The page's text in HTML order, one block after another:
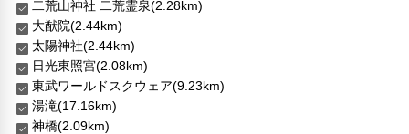
二荒山神社 二荒霊泉(2.28km)
大猷院(2.44km)
太陽神社(2.44km)
日光東照宮(2.08km)
東武ワールドスクウェア(9.23km)
湯滝(17.16km)
神橋(2.09km)